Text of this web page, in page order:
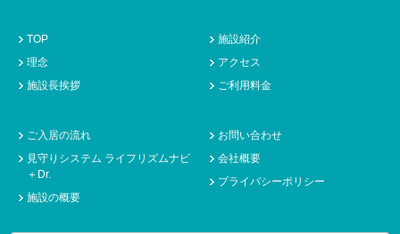
TOP
理念
施設長挨拶
施設紹介
アクセス
ご利用料金
ご入居の流れ
見守りシステム ライフリズムナビ
＋Dr.
施設の概要
お問い合わせ
会社概要
プライバシーポリシー